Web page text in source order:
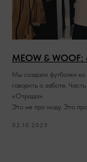
MEOW &
Мы создали футболки
говорить о заботе.
«Отрада».
Это не про моду. Это
02.10.2025